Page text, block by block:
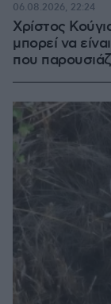
Χρίστος
μπορεί να
που
06.08.2026, 22:24